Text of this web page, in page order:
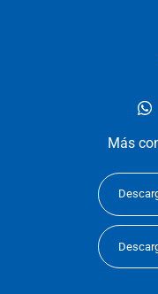
Más